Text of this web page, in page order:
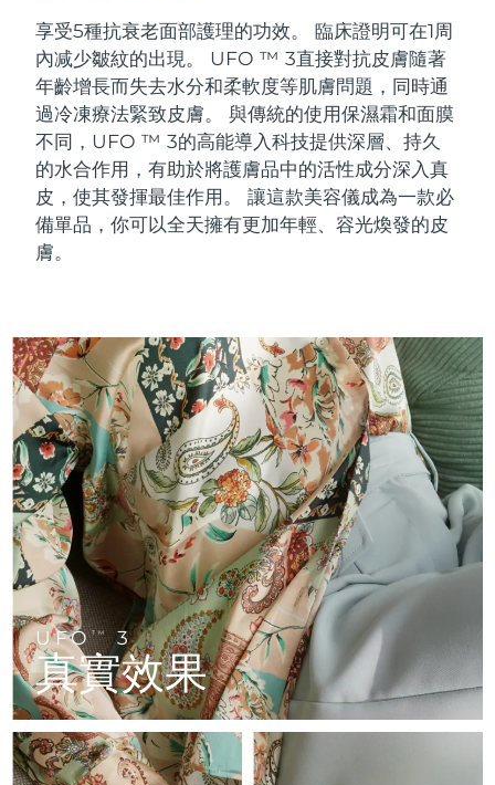
享受5種抗衰老面部護理的功效。 臨床證明可在1周
內减少皺紋的出現。 UFO ™ 3直接對抗皮膚隨著
年齡增長而失去水分和柔軟度等肌膚問題，同時通
過冷凍療法緊致皮膚。
與傳統的使用保濕霜和面膜
不同，UFO ™ 3的高能導入科技提供深層、持久
的水合作用，有助於將護膚品中的活性成分深入真
皮，使其發揮最佳作用。 讓這款美容儀成為一款必
備單品，你可以全天擁有更加年輕、容光煥發的皮
膚。
UFOTM 3
真實效果
LUNA™ 4 套裝
Anti-aging massage
LUNA™ 4 Plus
Massage, LED heating
LUNA™ 4 mini
For young skin, T-zone
LUNA™ 4 go
For travel or gym bag
LUNA™護膚
Premium cleansers & balm
LUNA™ 設備
All facial cleansing devices
BEAR™ 2 套裝
Microcurrent toning
BEAR™ 2 go
Microcurrent toning on-the-go
面部提拉護理
Premium anti-aging skincare
BEAR™ 設備
All premium facelift devices
補水保濕
UFO™ 3 套裝
Deep facial hydration
device
UFO™ 3 mini
Red light therapy device for young skin
UFO™ 3 go
Portable red light therapy
面膜
Rejuvenation & hydration
UFO™ 設備
All deep facial hydration devices
口腔護理
issa™ 4
Hybrid silicone sonic toothbrush
issa™ 4 smile
Hybrid silicone sonic toothbrush
issa™ 4 baby
For ages 0-3
issa™ Teeth Whitening Set
Dual LED + sonic device & 18% PAP gel
ISSA™ 設備
All silicone sonic toothbrushes
FAQ™ 抗老護理
抗老
FAQ™ 101
Clinical anti-aging
FAQ™ 102
Advanced clinical anti-aging
FAQ™ 103
Luxurious clinical anti-aging set
FAQ™ P1 Primer
Manuka honey primer
LED 護理
FAQ™ 201
LED mask
FAQ™ 202
LED mask
FAQ™ 211
Anti-aging neck & décolleté LED mask
FAQ™ 221
Anti-aging LED hand mask
生髮
FAQ™ 301
LED hair strengthening scalp massager
FAQ™ Scalp Serum
Scalp recovery probiotic serum
FAQ™護膚品
All FAQ™ skincare
肌膚年輕化
NEW
FAQ™ 501
Full-Spectrum Red Light Therapy
FAQ™ 502
Full-Spectrum Red Light Therapy
FAQ™ Red Light Serum
保健品
NEW
專業治療
比利時 預計送達日期 8/8/26
百慕達 預計送達日期8/14/26
波士尼亞與赫塞哥維納 預計送達日期8/11/26
汶萊 預計送達日期8/13/26
保加利亞 預計送達日期8/8/26
中國 預計送達日期8/8/26
哥倫比亞 預計送達日期8/12/26
克羅埃西亞 預計送達日期 8/8/26
賽普勒斯 預計送達日期 8/9/26
捷克 預計送達日期8/8/26
丹麥 預計送達日期
愛沙尼亞 預計送達日期8/8/26
芬蘭